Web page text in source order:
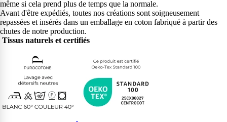
même si cela prend plus de temps que la normale.
Avant d'être expédiés, toutes nos créations sont soigneusement
repassées et insérés dans un emballage en coton fabriqué à partir des
chutes de notre production.
Tissus naturels et certifiés